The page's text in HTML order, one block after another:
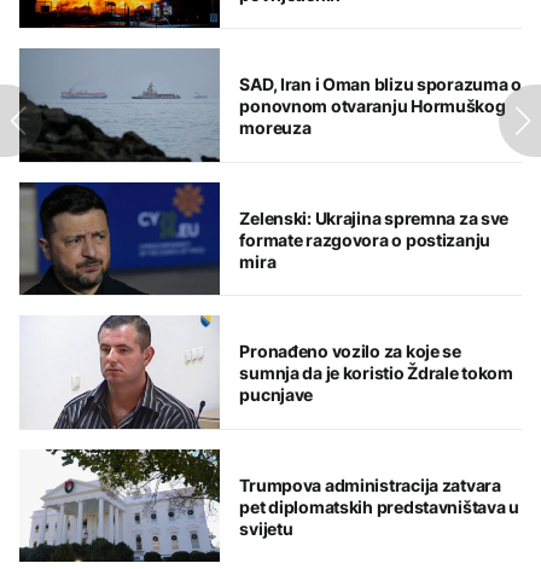
SAD, Iran i Oman blizu sporazuma o
ponovnom otvaranju Hormuškog
moreuza
Zelenski: Ukrajina spremna za sve
formate razgovora o postizanju
mira
Pronađeno vozilo za koje se
sumnja da je koristio Ždrale tokom
pucnjave
Trumpova administracija zatvara
pet diplomatskih predstavništava u
svijetu